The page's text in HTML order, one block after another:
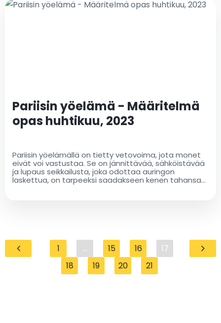
Pariisin yöelämä - Määritelmä
opas huhtikuu, 2023
Pariisin yöelämällä on tietty vetovoima, jota monet
eivät voi vastustaa. Se on jännittävää, sähköistävää
ja lupaus seikkailusta, joka odottaa auringon
laskettua, on tarpeeksi saadakseen kenen tahansa
1 ... 15 16
17
18
19 20 21